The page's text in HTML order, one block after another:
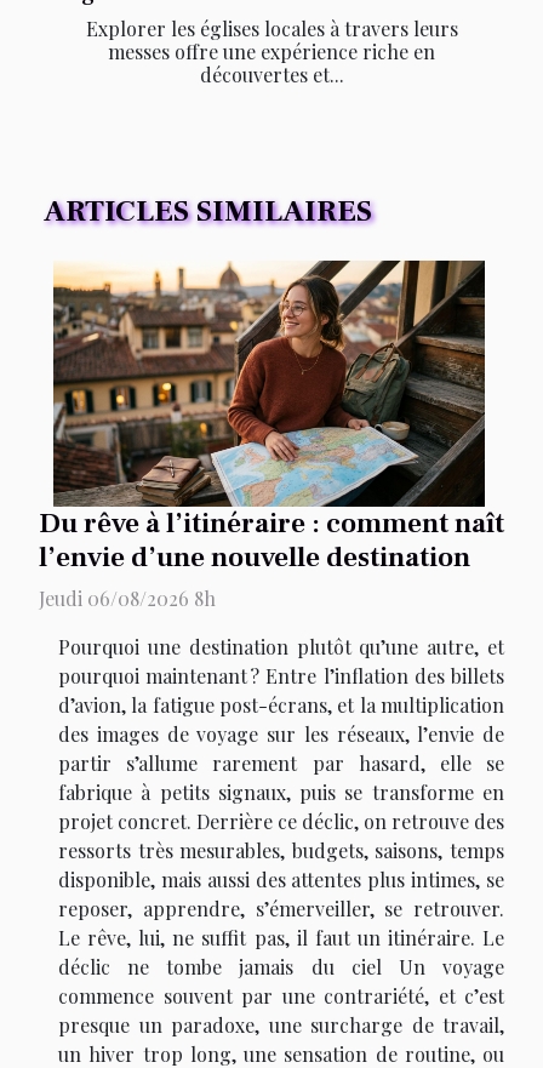
Explorer les églises locales à travers leurs
messes offre une expérience riche en
découvertes et...
ARTICLES SIMILAIRES
Du rêve à l’itinéraire : comment naît
l’envie d’une nouvelle destination
Jeudi 06/08/2026 8h
Pourquoi une destination plutôt qu’une autre, et
pourquoi maintenant ? Entre l’inflation des billets
d’avion, la fatigue post-écrans, et la multiplication
des images de voyage sur les réseaux, l’envie de
partir s’allume rarement par hasard, elle se
fabrique à petits signaux, puis se transforme en
projet concret. Derrière ce déclic, on retrouve des
ressorts très mesurables, budgets, saisons, temps
disponible, mais aussi des attentes plus intimes, se
reposer, apprendre, s’émerveiller, se retrouver.
Le rêve, lui, ne suffit pas, il faut un itinéraire. Le
déclic ne tombe jamais du ciel Un voyage
commence souvent par une contrariété, et c’est
presque un paradoxe, une surcharge de travail,
un hiver trop long, une sensation de routine, ou